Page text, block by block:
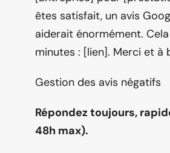
êtes satisfait, un avis
aiderait énormément.
minutes : [lien]. Merci et à
Gestion des avis négatifs
Répondez toujours,
48h max).